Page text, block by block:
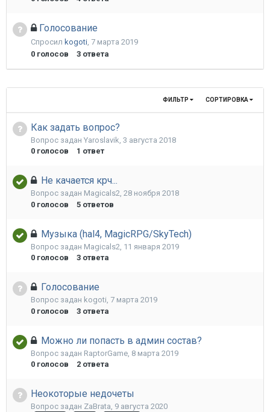
Голосование
Спросил kogoti 7 марта 2019
0 голосов 3 ответа
СОРТИРОВКА
ФИЛЬТР
Как задать вопрос?
Вопрос задан Yaroslavik 3 августа 2018
0 голосов 1 ответ
Не качается крч...
Вопрос задан Magicals2, 28 ноября 2018
0 голосов 5 ответов
Музыка (hal4, MagicRPG/SkyTech)
Вопрос задан Magicals2 11 января 2019
0 голосов 3 ответа
Голосование
Вопрос задан kogoti, 7 марта 2019
0 голосов 3 ответа
Можно ли попасть в админ состав?
Вопрос задан RaptorGame 8 марта 2019
0 голосов 2 ответа
Неокоторые недочеты
Вопрос задан ZaBrata, 9 августа 2020